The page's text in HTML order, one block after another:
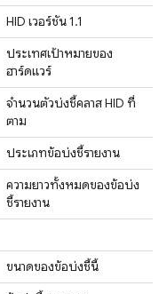
HID เวอร์ชัน 1.1
ประเทศเป้าหมายของ
ฮาร์ดแวร์
จำนวนตัวบ่งชี้คลาส HID ที่
ตาม
ประเภทข้อบ่งชี้รายงาน
ความยาวทั้งหมดของข้อบ่ง
ชี้รายงาน
ขนาดของข้อบ่งชี้นี้